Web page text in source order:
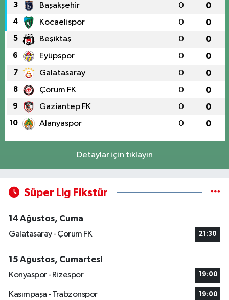
3 Başakşehir 0 0
4 Kocaelispor 0 0
5 Beşiktaş 0 0
6 Eyüpspor 0 0
7 Galatasaray 0 0
8 Çorum FK 0 0
9 Gaziantep FK 0 0
10 Alanyaspor 0 0
Detaylar için tıklayın
Süper Lig Fikstür
14 Ağustos, Cuma
Galatasaray - Çorum FK
21:30
15 Ağustos, Cumartesi
Konyaspor - Rizespor
19:00
Kasımpaşa - Trabzonspor 19:00